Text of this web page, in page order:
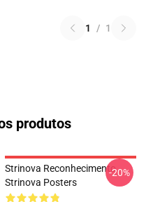
1 / 1
produtos
Strinova Reconhecimento
Strinova Posters
-20%